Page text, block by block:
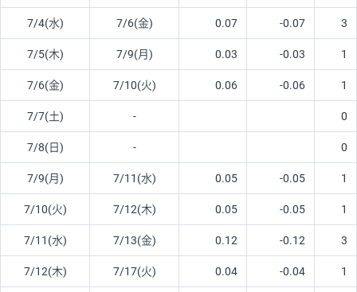
7/4(水) 7/6(金) 0.07 -0.07 3
7/5(木) 7/9(月) 0.03 -0.03 1
7/6(金) 7/10(火) 0.06 -0.06 1
7/7(土) - 0
7/8(日) - 0
7/9(月) 7/11(水) 0.05 -0.05 1
7/10(火) 7/12(木) 0.05 -0.05 1
7/11(水) 7/13(金) 0.12 -0.12 3
7/12(木) 7/17(火) 0.04 -0.04 1